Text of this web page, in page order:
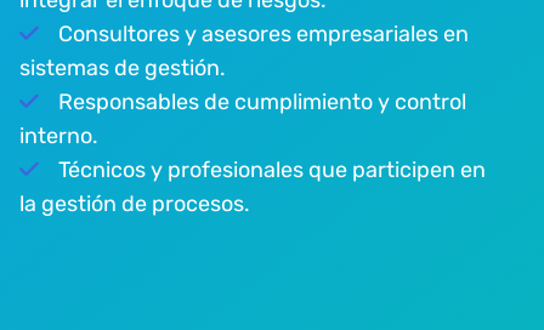
Consultores y asesores empresariales en
sistemas de gestión.
Responsables de cumplimiento y control
interno.
Técnicos y profesionales que participen en
la gestión de procesos.